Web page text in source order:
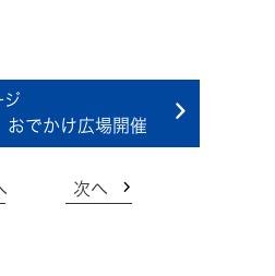
でかけ広場開催
次へ